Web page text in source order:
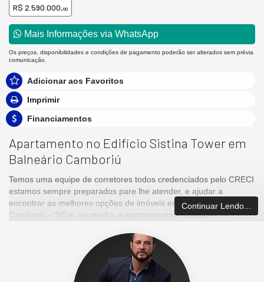
R$ 2.590.000,00
Mais Informações via WhatsApp
Os preços, disponibilidades e condições de pagamento poderão ser alterados sem prévia
comunicação.
Adicionar aos Favoritos
Imprimir
Financiamentos
Apartamento no Edifício Sistina Tower em
Balneário Camboriú
Temos uma equipe de corretores todos credenciados pelo CRECI
estamos sempre preparados pare lhe atender, e ajudar a
encontrar as melhores opções de imóveis em Balneário
Camboriú – SC e na região, e captamos oportunidades de
com a maior segurança que existe.
Imóvel disponível para visitação.
Agende uma visita agora mesmo e venha conhecer este lindo
Continuar Lendo...